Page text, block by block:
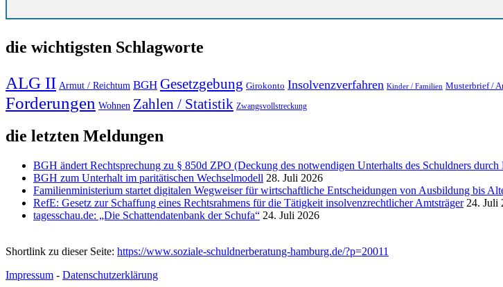
die wichtigsten Schlagworte
ALG II Armut / Reichtum BGH Gesetzgebung Girokonto Insolvenzverfahren Kinder / Familien Musterbrief /
Forderungen Wohnen Zahlen / Statistik Zwangsvollstreckung
die letzten Meldungen
BGH ändert Rechtsprechung zu § 850d ZPO (Deckung des notwendigen Unterhalts des Schuldners durch
BGH zum Unterhalt im paritätischen Wechselmodell 28. Juli 2026
Familienministerium startet digitalen Wegweiser für wirtschaftliche Entscheidungen von Ausbildung bis
RefE: Gesetz zur Schaffung eines Rechtsrahmens für die Tätigkeit insolvenzrechtlicher Amtsträger 24. Juli
tagesschau.de: „Die Schattendatenbank der Schufa“ 24. Juli 2026
Shortlink zu dieser Seite: https://www.soziale-schuldnerberatung-hamburg.de/?p=20011
Impressum - Datenschutzerklärung